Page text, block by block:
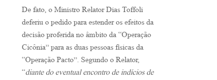
De fato, o Ministro Relator Dias Toffoli
deferiu o pedido para estender os efeitos da
decisão proferida no âmbito da “Operação
Cicônia” para as duas pessoas físicas da
“Operação Pacto”. Segundo o Relator,
“diante do eventual encontro de indícios de